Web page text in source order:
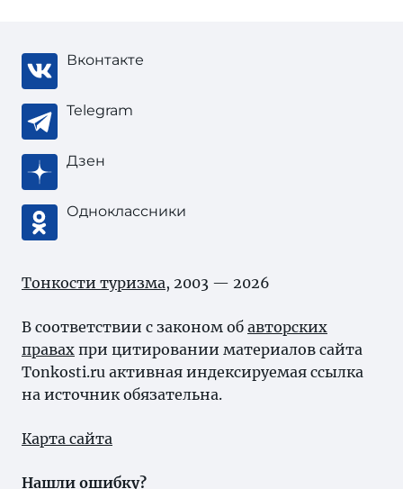
Вконтакте
Telegram
Дзен
Одноклассники
Тонкости туризма, 2003 — 2026
В соответствии с законом об авторских
правах при цитировании материалов сайта
Tonkosti.ru активная индексируемая ссылка
на источник обязательна.
Карта сайта
Нашли ошибку?